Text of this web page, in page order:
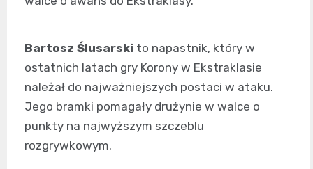
Bartosz Ślusarski to napastnik, który w
ostatnich latach gry Korony w Ekstraklasie
należał do najważniejszych postaci w ataku.
Jego bramki pomagały drużynie w walce o
punkty na najwyższym szczeblu
rozgrywkowym.